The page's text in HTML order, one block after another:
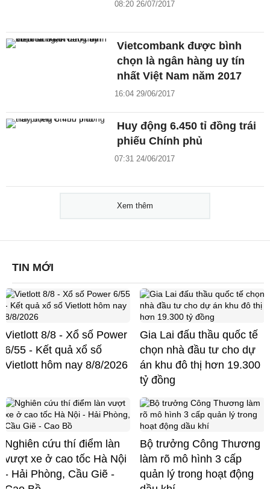
08:20 26/07/2017
Vietcombank được bình
chọn là ngân hàng uy tín
nhất Việt Nam năm 2017
16:04 29/06/2017
Huy động 6.450 tỉ đồng trái
phiếu Chính phủ
07:31 24/06/2017
Xem thêm
TIN MỚI
Vietlott 8/8 - Xổ số Power
6/55 - Kết quả xổ số
Vietlott hôm nay 8/8/2026
Gia Lai đấu thầu quốc tế
chọn nhà đầu tư cho dự
án khu đô thị hơn 19.300
tỷ đồng
Nghiên cứu thí điểm làn
vượt xe ở cao tốc Hà Nội
- Hải Phòng, Cầu Giẽ -
Bộ trưởng Công Thương
làm rõ mô hình 3 cấp
quản lý trong hoạt động